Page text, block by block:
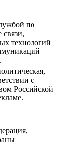
по
связи,
технологий
с
Российской